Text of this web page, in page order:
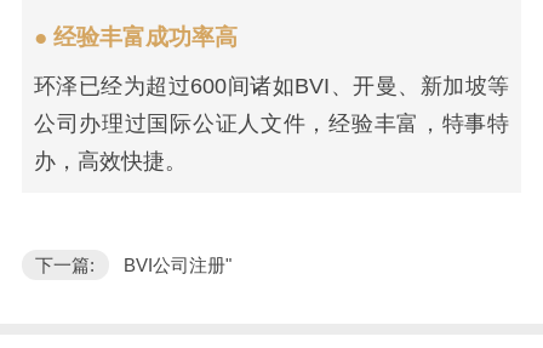
● 经验丰富成功率高
环泽已经为超过600间诸如BVI、开曼、新加坡等
公司办理过国际公证人文件，经验丰富，特事特
办，高效快捷。
下一篇: BVI公司注册"